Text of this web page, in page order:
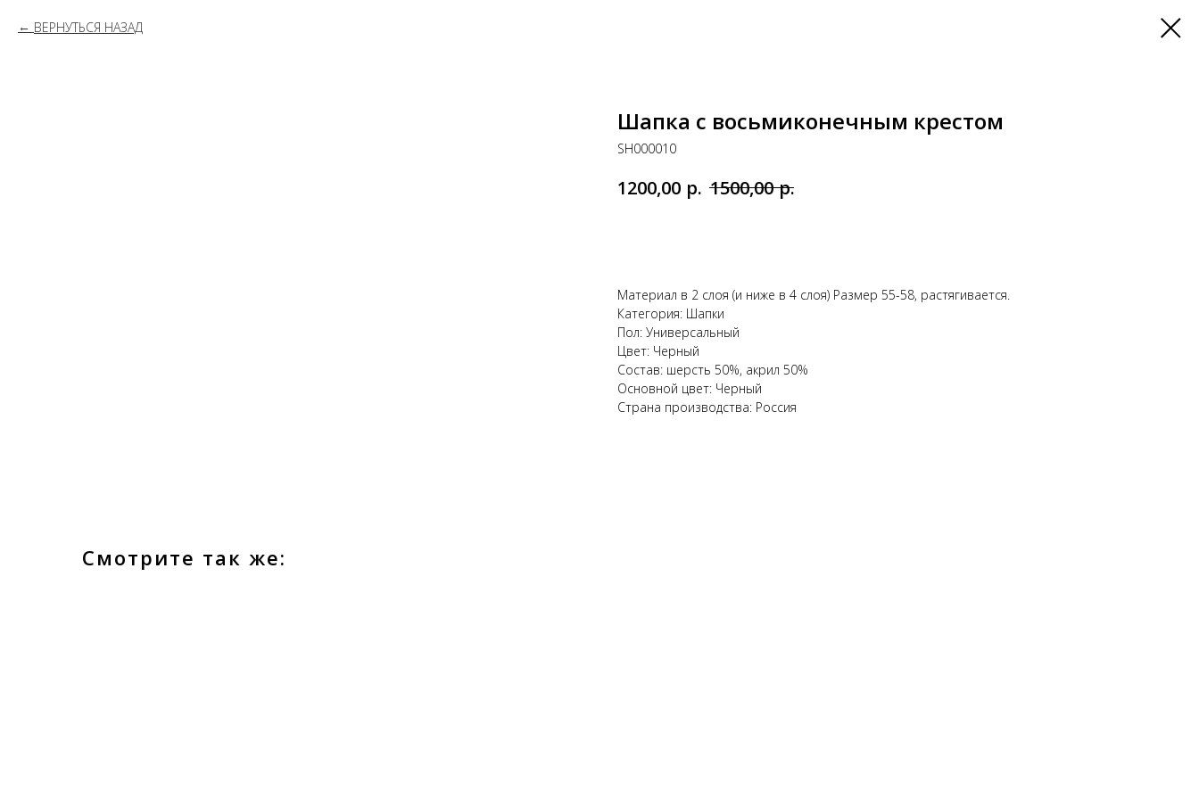
ВЕРНУТЬСЯ НАЗАД
Шапка с восьмиконечным крестом
SH000010
1200,00 р. 1500,00 р.
Материал в 2 слоя (и ниже в 4 слоя) Размер 55-58, растягивается.
Категория: Шапки
Пол: Универсальный
Цвет: Черный
Состав: шерсть 50%, акрил 50%
Основной цвет: Черный
Страна производства: Россия
Смотрите так же: